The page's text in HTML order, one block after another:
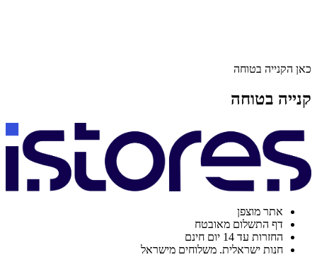
כאן הקנייה בטוחה
קנייה בטוחה
אתר מוצפן
דף התשלום מאובטח
החזרות עד 14 יום חינם
חנות ישראלית. משלוחים מישראל